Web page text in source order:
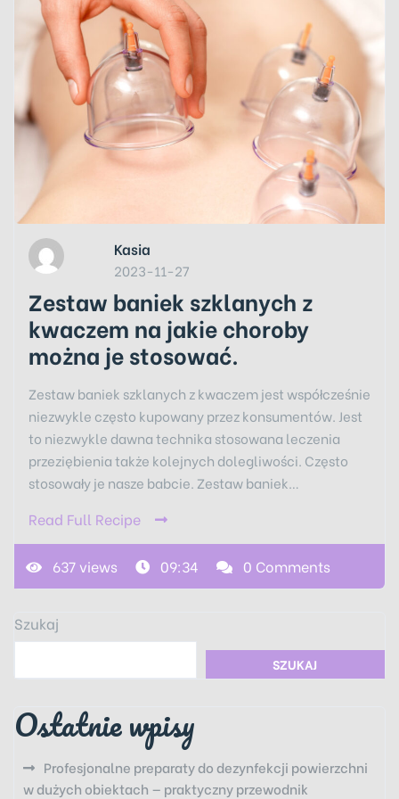
Kasia
2023-11-27
Zestaw baniek szklanych z
kwaczem na jakie choroby
można je stosować.
Zestaw baniek szklanych z kwaczem jest współcześnie
niezwykle często kupowany przez konsumentów. Jest
to niezwykle dawna technika stosowana leczenia
przeziębienia także kolejnych dolegliwości. Często
stosowały je nasze babcie. Zestaw baniek…
Read Full Recipe
637 views 09:34 0 Comments
Szukaj
SZUKAJ
Ostatnie wpisy
Profesjonalne preparaty do dezynfekcji powierzchni
w dużych obiektach — praktyczny przewodnik